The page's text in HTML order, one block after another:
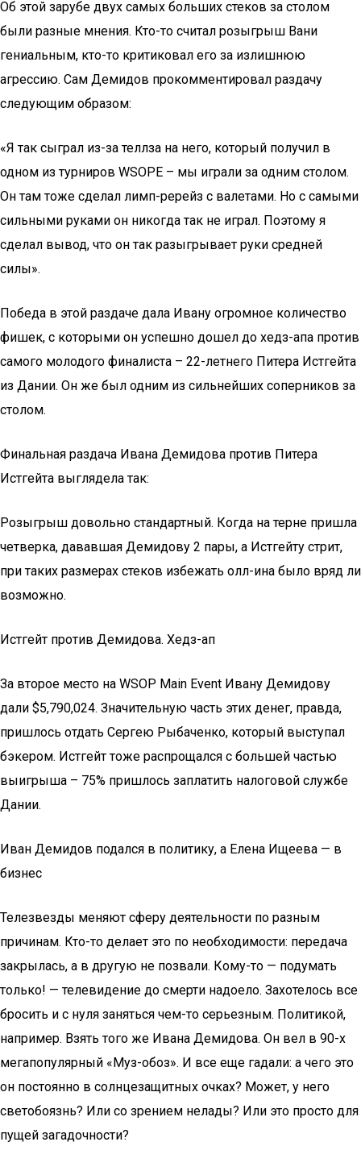
Об этой зарубе двух самых больших стеков за столом
были разные мнения. Кто-то считал розыгрыш Вани
гениальным, кто-то критиковал его за излишнюю
агрессию. Сам Демидов прокомментировал раздачу
следующим образом:
«Я так сыграл из-за теллза на него, который получил в
одном из турниров WSOPE – мы играли за одним столом.
Он там тоже сделал лимп-ререйз с валетами. Но с самыми
сильными руками он никогда так не играл. Поэтому я
сделал вывод, что он так разыгрывает руки средней
силы».
Победа в этой раздаче дала Ивану огромное количество
фишек, с которыми он успешно дошел до хедз-апа против
самого молодого финалиста – 22-летнего Питера Истгейта
из Дании. Он же был одним из сильнейших соперников за
столом.
Финальная раздача Ивана Демидова против Питера
Истгейта выглядела так:
Розыгрыш довольно стандартный. Когда на терне пришла
четверка, дававшая Демидову 2 пары, а Истгейту стрит,
при таких размерах стеков избежать олл-ина было вряд ли
возможно.
Истгейт против Демидова. Хедз-ап
За второе место на WSOP Main Event Ивану Демидову
дали $5,790,024. Значительную часть этих денег, правда,
пришлось отдать Сергею Рыбаченко, который выступал
бэкером. Истгейт тоже распрощался с большей частью
выигрыша – 75% пришлось заплатить налоговой службе
Дании.
Иван Демидов подался в политику, а Елена Ищеева — в
бизнеc
Телезвезды меняют сферу деятельности по разным
причинам. Кто-то делает это по необходимости: передача
закрылась, а в другую не позвали. Кому-то — подумать
только! — телевидение до смерти надоело. Захотелось все
бросить и с нуля заняться чем-то серьезным. Политикой,
например. Взять того же Ивана Демидова. Он вел в 90-х
мегапопулярный «Муз-обоз». И все еще гадали: а чего это
он постоянно в солнцезащитных очках? Может, у него
светобоязнь? Или со зрением нелады? Или это просто для
пущей загадочности?